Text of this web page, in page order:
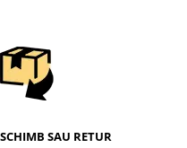
SCHIMB SAU RETUR